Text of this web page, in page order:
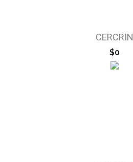
CERCRIN
$0